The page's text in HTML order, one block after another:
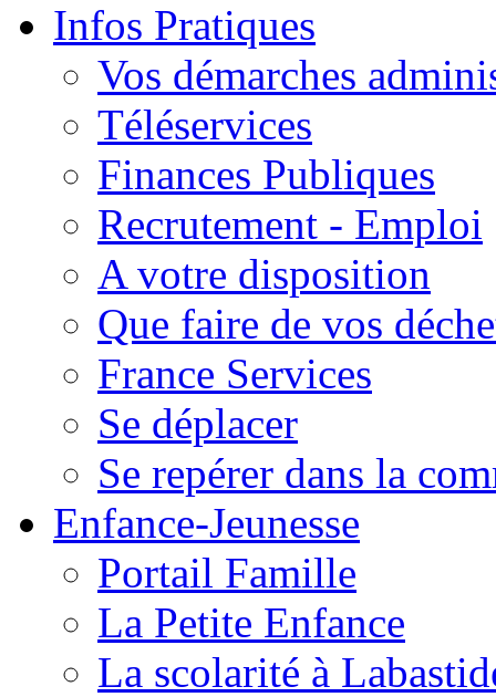
Infos Pratiques
Vos démarches
Téléservices
Finances Publiques
Recrutement - Emploi
A votre disposition
Que faire de vos
France Services
Se déplacer
Se repérer dans la
Enfance-Jeunesse
Portail Famille
La Petite Enfance
La scolarité à